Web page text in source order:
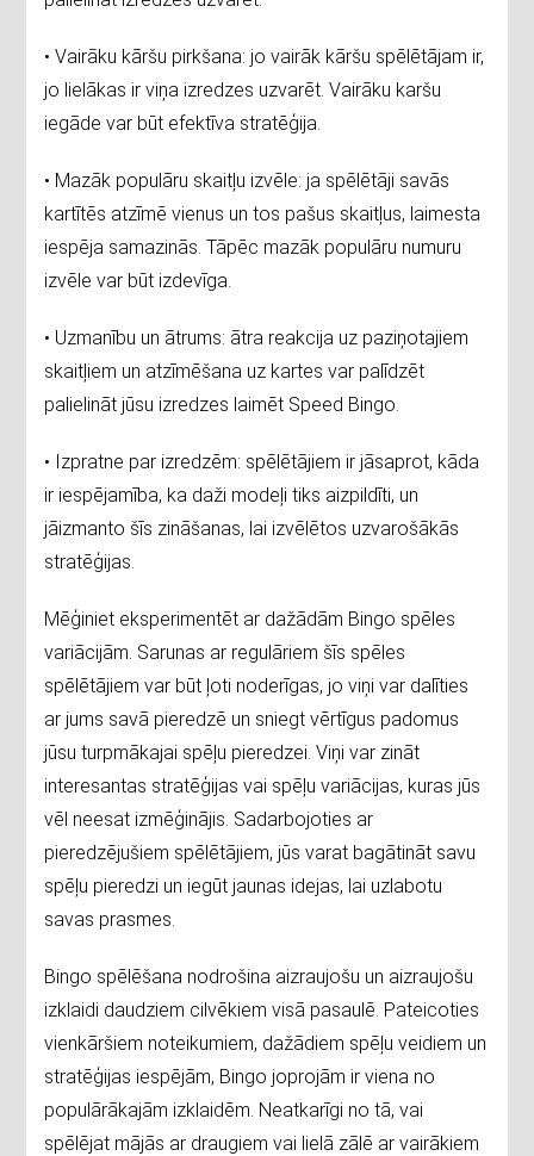
• Vairāku kāršu pirkšana: jo vairāk kāršu spēlētājam ir,
jo lielākas ir viņa izredzes uzvarēt. Vairāku karšu
iegāde var būt efektīva stratēģija.
• Mazāk populāru skaitļu izvēle: ja spēlētāji savās
kartītēs atzīmē vienus un tos pašus skaitļus, laimesta
iespēja samazinās. Tāpēc mazāk populāru numuru
izvēle var būt izdevīga.
• Uzmanību un ātrums: ātra reakcija uz paziņotajiem
skaitļiem un atzīmēšana uz kartes var palīdzēt
palielināt jūsu izredzes laimēt Speed Bingo.
• Izpratne par izredzēm: spēlētājiem ir jāsaprot, kāda
ir iespējamība, ka daži modeļi tiks aizpildīti, un
jāizmanto šīs zināšanas, lai izvēlētos uzvarošākās
stratēģijas.
Mēģiniet eksperimentēt ar dažādām Bingo spēles
variācijām. Sarunas ar regulāriem šīs spēles
spēlētājiem var būt ļoti noderīgas, jo viņi var dalīties
ar jums savā pieredzē un sniegt vērtīgus padomus
jūsu turpmākajai spēļu pieredzei. Viņi var zināt
interesantas stratēģijas vai spēļu variācijas, kuras jūs
vēl neesat izmēģinājis. Sadarbojoties ar
pieredzējušiem spēlētājiem, jūs varat bagātināt savu
spēļu pieredzi un iegūt jaunas idejas, lai uzlabotu
savas prasmes.
Bingo spēlēšana nodrošina aizraujošu un aizraujošu
izklaidi daudziem cilvēkiem visā pasaulē. Pateicoties
vienkāršiem noteikumiem, dažādiem spēļu veidiem un
stratēģijas iespējām, Bingo joprojām ir viena no
populārākajām izklaidēm. Neatkarīgi no tā, vai
spēlējat mājās ar draugiem vai lielā zālē ar vairākiem